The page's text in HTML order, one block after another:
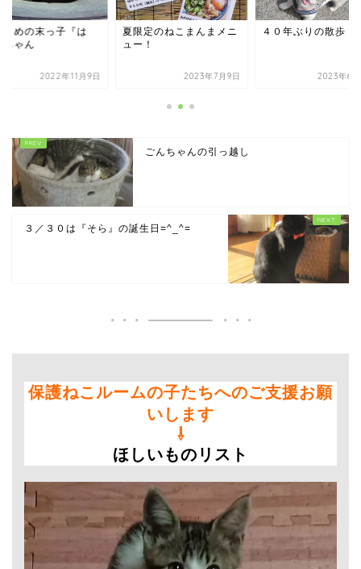
まめの末っ子『は
ちゃん
2022年11月9日
夏限定のねこまんまメニ
ュー！
2023年7月9日
４０年ぶりの散歩
2023年6
ごんちゃんの引っ越し
３／３０は『そら』の誕生日=^_^=
保護ねこルームの子たちへのご支援お願
いします
⇩
ほしいものリスト